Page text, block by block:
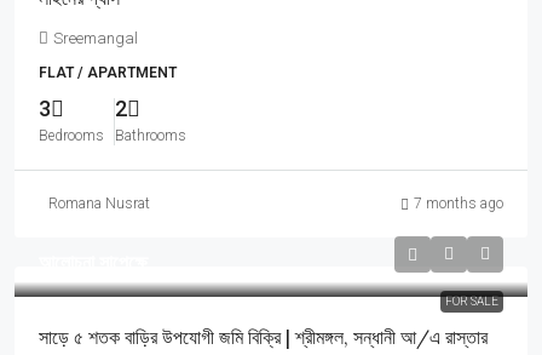
Sreemangal
FLAT / APARTMENT
3
Bedrooms
2
Bathrooms
Romana Nusrat 7 months ago
FOR SALE
সাড়ে ৫ শতক বাড়ির উপযোগী জমি বিক্রি | শ্রীমঙ্গল, সন্ধানী আ/এ রাস্তার